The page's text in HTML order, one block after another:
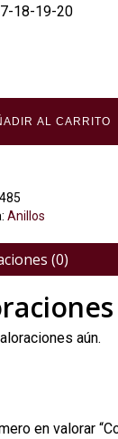
18-19-20
AL CARRITO
Anillos
(0)
aún.
en valorar